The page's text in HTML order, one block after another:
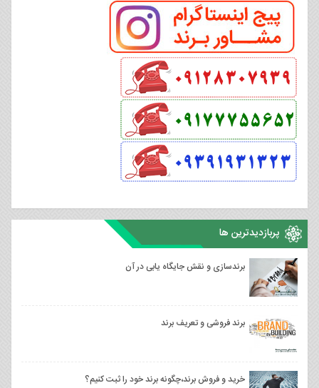
پربازدیدترین ها
برندسازی و نقش جایگاه یابی در آن
برند فروشی و تعریف برند
خرید و فروش برند،چگونه برند خود را ثبت کنیم؟